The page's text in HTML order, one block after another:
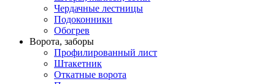
Чердачные лестницы
Подоконники
Обогрев
Ворота, заборы
Профилированный лист
Штакетник
Откатные ворота